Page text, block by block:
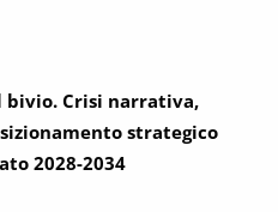
bivio. Crisi narrativa,
strategico
2028-2034